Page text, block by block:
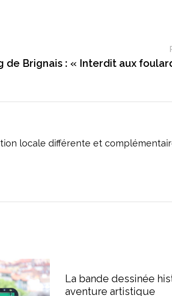
de Brignais : « Interdit aux
locale différente et
La bande dessinée
aventure artistique